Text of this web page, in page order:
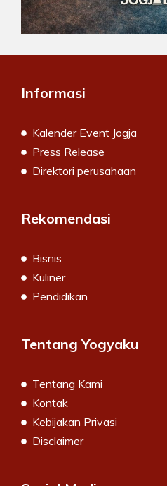
Informasi
Kalender Event Jogja
Press Release
Direktori perusahaan
Rekomendasi
Bisnis
Kuliner
Pendidikan
Tentang Yogyaku
Tentang Kami
Kontak
Kebijakan Privasi
Disclaimer